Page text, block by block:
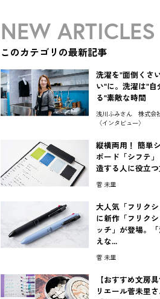
NEW ARTICLES
このカテゴリの最新記事
洗濯を"面倒くさ
い"に。洗濯は"自
る"素敵な時間
浅川ふみさん 株式会
〈インタビュー〉
縦横両用！ 簡単
ボード「シフテ
造する人に役立つ
菅 未里
大人気「フリク
に新作「フリク
ッチ」が登場。
えな...
菅 未里
【おすすめ文房
リエール菅未里